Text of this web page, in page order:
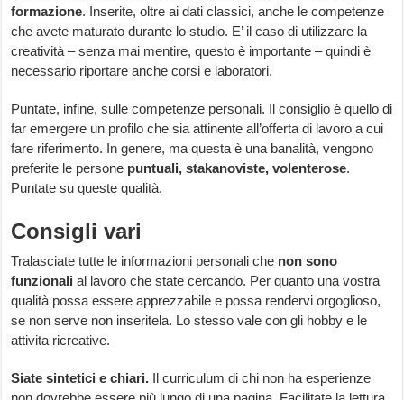
formazione. Inserite, oltre ai dati classici, anche le competenze
che avete maturato durante lo studio. E’ il caso di utilizzare la
creatività – senza mai mentire, questo è importante – quindi è
necessario riportare anche corsi e laboratori.
Puntate, infine, sulle competenze personali. Il consiglio è quello di
far emergere un profilo che sia attinente all’offerta di lavoro a cui
fare riferimento. In genere, ma questa è una banalità, vengono
preferite le persone puntuali, stakanoviste, volenterose.
Puntate su queste qualità.
Consigli vari
Tralasciate tutte le informazioni personali che non sono
funzionali al lavoro che state cercando. Per quanto una vostra
qualità possa essere apprezzabile e possa rendervi orgoglioso,
se non serve non inseritela. Lo stesso vale con gli hobby e le
attivita ricreative.
Siate sintetici e chiari. Il curriculum di chi non ha esperienze